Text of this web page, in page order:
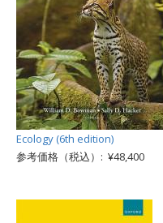
Ecology (6th edition)
参考価格（税込）: ¥48,400